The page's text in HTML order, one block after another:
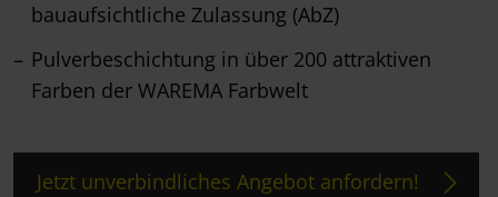
bauaufsichtliche Zulassung (AbZ)
Pulverbeschichtung in über 200 attraktiven
Farben der WAREMA Farbwelt
Jetzt unverbindliches Angebot anfordern!